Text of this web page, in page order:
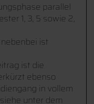
parallel
1, 3, 5 sowie 2,
ist
ist die
ebenso
in vollem
unter dem